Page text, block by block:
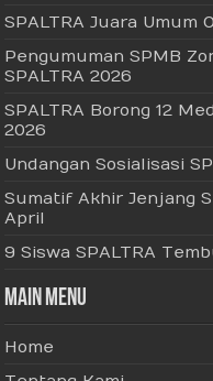
SPALTRA Juara Umum
Pengumuman SPMB
SPALTRA 2026
SPALTRA Borong 12
2026
Undangan Sosialisasi
Sumatif Akhir Jenjang
April
9 Siswa SPALTRA
Main Menu
Home